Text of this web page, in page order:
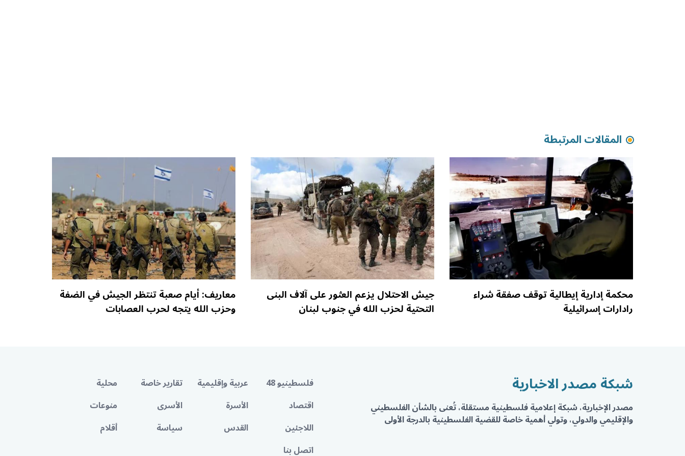
المقالات المرتبطة
محكمة إدارية إيطالية توقف صفقة شراء
رادارات إسرائيلية
جيش الاحتلال يزعم العثور على آلاف البنى
التحتية لحزب الله في جنوب لبنان
معاريف: أيام صعبة تنتظر الجيش في الضفة
وحزب الله يتجه لحرب العصابات
شبكة مصدر الاخبارية
مصدر الإخبارية، شبكة إعلامية فلسطينية مستقلة، تُعنى بالشأن الفلسطيني
والإقليمي والدولي، وتولي أهمية خاصة للقضية الفلسطينية بالدرجة الأولى
فلسطينيو 48 عربية وإقليمية تقارير خاصة
محلية
اقتصاد
الأسرة الأسرى
منوعات
اللاجئين
القدس سياسة
أقلام
اتصل بنا